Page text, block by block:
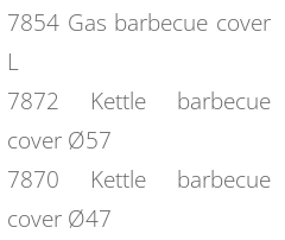
7854 Gas barbecue cover
L
7872 Kettle barbecue
cover Ø57
7870 Kettle barbecue
cover Ø47